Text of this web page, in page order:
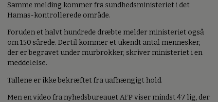
Samme melding kommer fra sundhedsministeriet i det
Hamas-kontrollerede område.
Foruden et halvt hundrede dræbte melder ministeriet også
om 150 sårede. Dertil kommer et ukendt antal mennesker,
der er begravet under murbrokker, skriver ministeriet i en
meddelelse.
Tallene er ikke bekræftet fra uafhængigt hold.
Men en video fra nyhedsbureauet AFP viser mindst 47 lig, der